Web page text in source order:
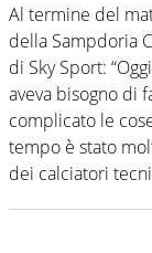
Al termine del
della Sampdoria
di Sky Sport:
aveva bisogno di
complicato le
tempo è stato
dei calciatori